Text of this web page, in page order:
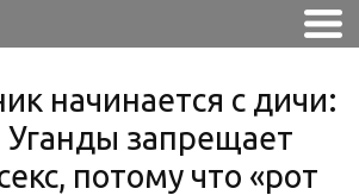
начинается с дичи:
Уганды запрещает
потому что «рот